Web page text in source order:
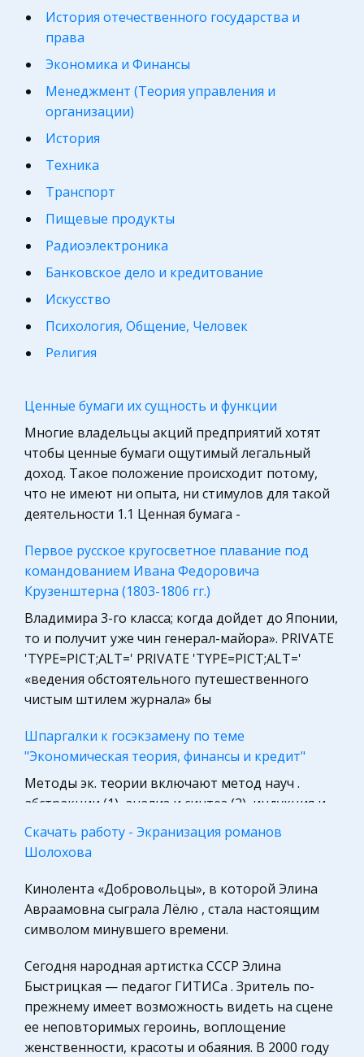
История отечественного государства и
права
Экономика и Финансы
Менеджмент (Теория управления и
организации)
История
Техника
Транспорт
Пищевые продукты
Радиоэлектроника
Банковское дело и кредитование
Искусство
Психология, Общение, Человек
Религия
Конституционное (государственное) право
России
Астрономия, Авиация, Космонавтика
Программирование, Базы данных
Микроэкономика, экономика предприятия,
География, Экономическая география
Международное право
Компьютеры, Программирование
Педагогика
Маркетинг, товароведение, реклама
Право
Биология
Международное частное право
Гражданская оборона
Трудовое право
Экскурсии и туризм
Медицина
Государственное регулирование, Таможня,
История государства и права зарубежных
стран
Ценные бумаги
Культурология
Ценные бумаги их сущность и функции
Многие владельцы акций предприятий хотят
чтобы ценные бумаги ощутимый легальный
доход. Такое положение происходит потому,
что не имеют ни опыта, ни стимулов для такой
деятельности 1.1 Ценная бумага -
Первое русское кругосветное плавание под
командованием Ивана Федоровича
Крузенштерна (1803-1806 гг.)
Владимира 3-го класса; когда дойдет до Японии,
то и получит уже чин генерал-майора». PRIVATE
'TYPE=PICT;ALT=' PRIVATE 'TYPE=PICT;ALT='
«ведения обстоятельного путешественного
чистым штилем журнала» бы
Шпаргалки к госэкзамену по теме
"Экономическая теория, финансы и кредит"
Методы эк. теории включают метод науч .
абстракции (1), анализ и синтез (2), индукция и
дедукция (3), единство историч . и логич .
подходов (4), кач . и колич . анализ (5),
Институт гражданства Российской Федерации
Распад СССР, необходимость формирования
судьбу миллионов людей, стали предметом
интереса и обсуждения широкой
общественности страны. Существенно возрос
инт
Скачать работу - Экранизация романов
Шолохова
Кинолента «Добровольцы», в которой Элина
Авраамовна сыграла Лёлю , стала настоящим
символом минувшего времени.
Сегодня народная артистка СССР Элина
Быстрицкая — педагог ГИТИСа . Зритель по-
прежнему имеет возможность видеть на сцене
ее неповторимых героинь, воплощение
женственности, красоты и обаяния. В 2000 году